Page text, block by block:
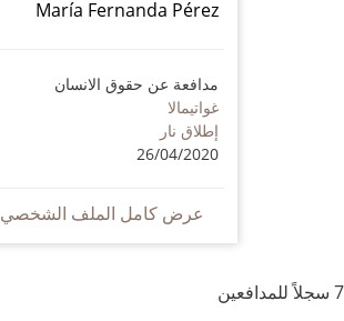
María Fernanda Pérez
مدافعة عن حقوق الانسان
غواتيمالا
إطلاق نار
26/04/2020
عرض كامل الملف الشخصي
7 سجلاً للمدافعين